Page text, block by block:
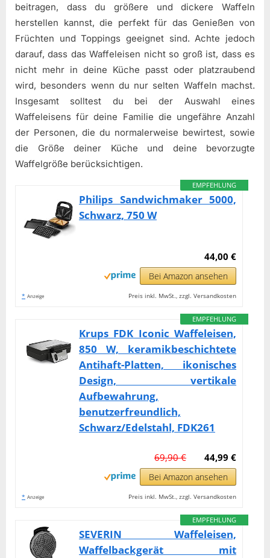
beitragen, dass du größere und dickere Waffeln
herstellen kannst, die perfekt für das Genießen von
Früchten und Toppings geeignet sind. Achte jedoch
darauf, dass das Waffeleisen nicht so groß ist, dass es
nicht mehr in deine Küche passt oder platzraubend
wird, besonders wenn du nur selten Waffeln machst.
Insgesamt solltest du bei der Auswahl eines
Waffeleisens für deine Familie die ungefähre Anzahl
der Personen, die du normalerweise bewirtest, sowie
die Größe deiner Küche und deine bevorzugte
Waffelgröße berücksichtigen.
EMPFEHLUNG
Philips Sandwichmaker 5000,
Schwarz, 750 W
44,00 €
Bei Amazon ansehen
* Anzeige Preis inkl. MwSt., zzgl. Versandkosten
EMPFEHLUNG
Krups FDK Iconic Waffeleisen,
850 W, keramikbeschichtete
Antihaft-Platten, ikonisches
Design, vertikale
Aufbewahrung,
benutzerfreundlich,
Schwarz/Edelstahl, FDK261
44,99 €
69,90 €
Bei Amazon ansehen
* Anzeige Preis inkl. MwSt., zzgl. Versandkosten
EMPFEHLUNG
SEVERIN Waffeleisen,
Waffelbackgerät mit